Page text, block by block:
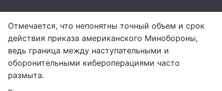
Отмечается, что непонятны точный объем и срок
действия приказа американского Минобороны,
ведь граница между наступательными и
оборонительными кибероперациями часто
размыта.